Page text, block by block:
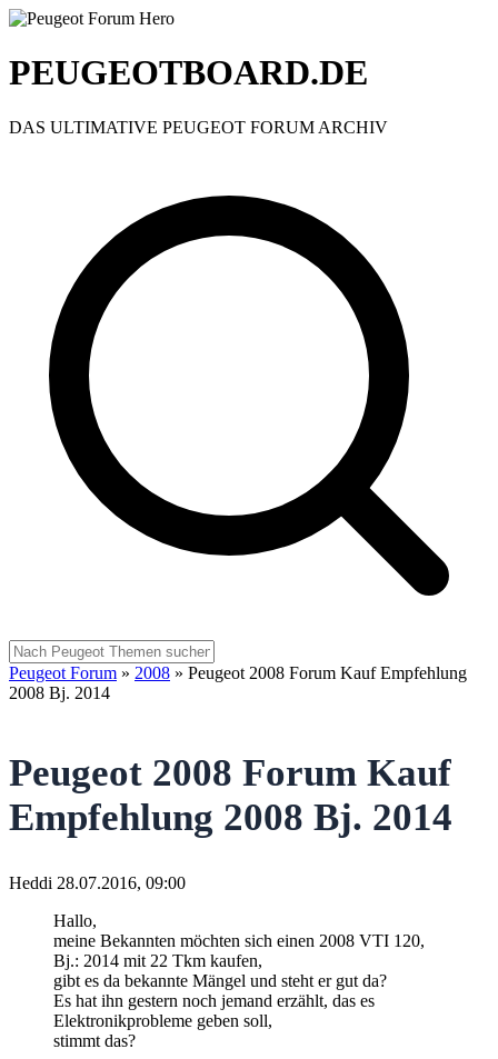
PEUGEOTBOARD.DE
DAS ULTIMATIVE PEUGEOT FORUM ARCHIV
Peugeot Forum » 2008 » Peugeot 2008 Forum Kauf Empfehlung
2008 Bj. 2014
Peugeot 2008 Forum Kauf
Empfehlung 2008 Bj. 2014
Heddi 28.07.2016, 09:00
Hallo,
meine Bekannten möchten sich einen 2008 VTI 120,
Bj.: 2014 mit 22 Tkm kaufen,
gibt es da bekannte Mängel und steht er gut da?
Es hat ihn gestern noch jemand erzählt, das es
Elektronikprobleme geben soll,
stimmt das?